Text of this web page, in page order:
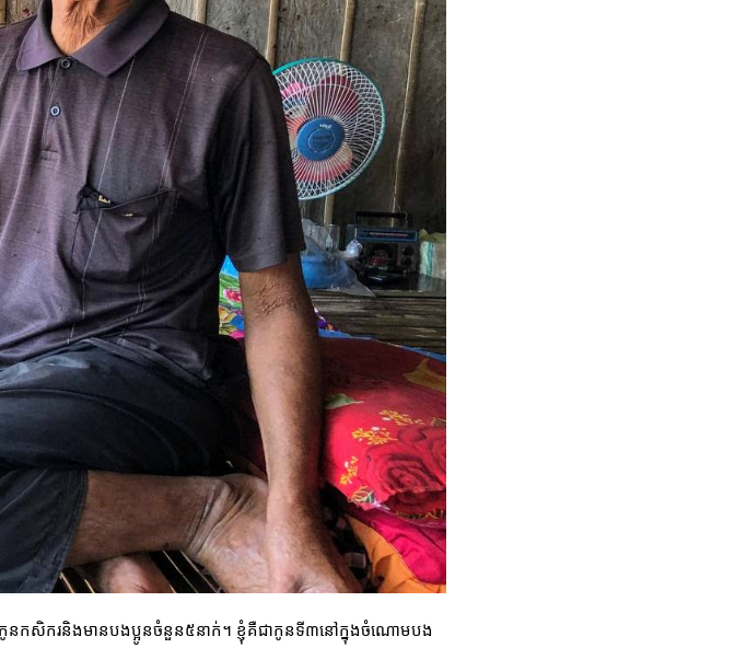
កូនកសិករនិងមានបងប្អូនចំនួន៥នាក់។ ខ្ញុំគឺជាកូនទី៣នៅក្នុងចំណោមបង